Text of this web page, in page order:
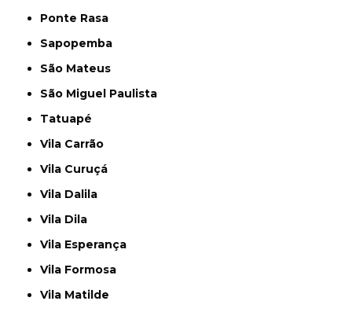
Ponte Rasa
Sapopemba
São Mateus
São Miguel Paulista
Tatuapé
Vila Carrão
Vila Curuçá
Vila Dalila
Vila Dila
Vila Esperança
Vila Formosa
Vila Matilde